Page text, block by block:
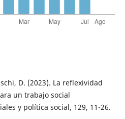
D. (2023). La reflexividad
un trabajo social
y política social, 129, 11-26.